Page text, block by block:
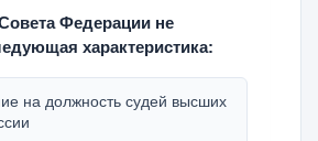
Федерации не
характеристика:
на должность судей высших